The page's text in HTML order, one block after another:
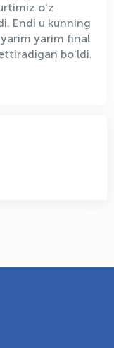
oʻz
Endi u kunning
yarim final
boʻldi.